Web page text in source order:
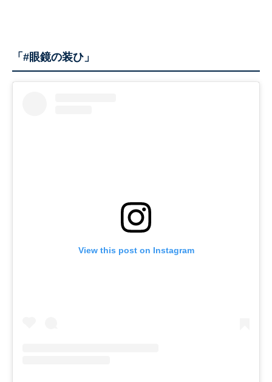
「#眼鏡の装ひ」
View this post on Instagram